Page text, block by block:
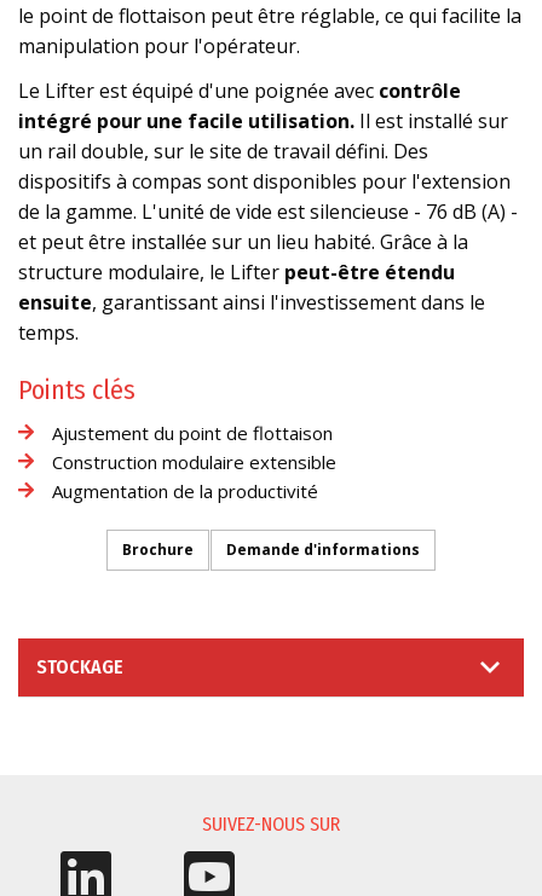
le point de flottaison peut être réglable, ce qui facilite la
manipulation pour l'opérateur.
Le Lifter est équipé d'une poignée avec contrôle
intégré pour une facile utilisation. Il est installé sur
un rail double, sur le site de travail défini. Des
dispositifs à compas sont disponibles pour l'extension
de la gamme. L'unité de vide est silencieuse - 76 dB (A) -
et peut être installée sur un lieu habité. Grâce à la
structure modulaire, le Lifter peut-être étendu
ensuite, garantissant ainsi l'investissement dans le
temps.
Points clés
Ajustement du point de flottaison
Construction modulaire extensible
Augmentation de la productivité
Brochure Demande d'informations
STOCKAGE
SUIVEZ-NOUS SUR